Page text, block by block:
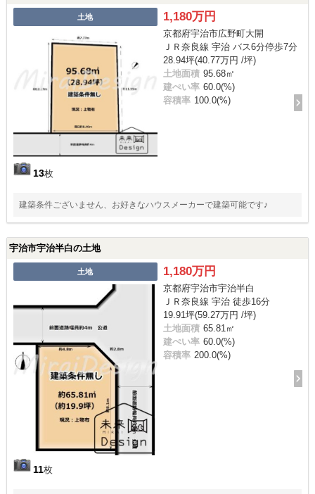
土地
13枚
1,180万円
京都府宇治市広野町大開
ＪＲ奈良線 宇治 バス6分停歩7分
28.94坪(40.77万円 /坪)
土地面積 95.68㎡
建ぺい率 60.0(%)
容積率 100.0(%)
建築条件ございません、お好きなハウスメーカーで建築可能です♪
宇治市宇治半白の土地
土地
11枚
1,180万円
京都府宇治市宇治半白
ＪＲ奈良線 宇治 徒歩16分
19.91坪(59.27万円 /坪)
土地面積 65.81㎡
建ぺい率 60.0(%)
容積率 200.0(%)